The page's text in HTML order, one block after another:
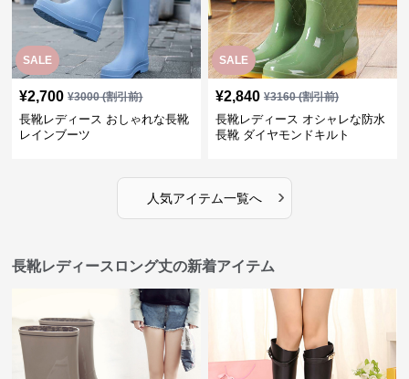
SALE
¥2,700 ¥3000(割引前)
長靴レディース おしゃれな長靴
レインブーツ
SALE
¥2,840 ¥3160(割引前)
長靴レディース オシャレな防水
長靴 ダイヤモンドキルト
人気アイテム一覧へ ›
長靴レディースロング丈の新着アイテム